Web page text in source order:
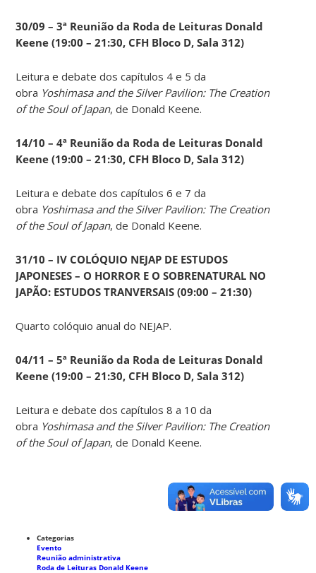
30/09 – 3ª Reunião da Roda de Leituras Donald
Keene (19:00 – 21:30, CFH Bloco D, Sala 312)
Leitura e debate dos capítulos 4 e 5 da
obra Yoshimasa and the Silver Pavilion: The Creation
of the Soul of Japan, de Donald Keene.
14/10 – 4ª Reunião da Roda de Leituras Donald
Keene (19:00 – 21:30, CFH Bloco D, Sala 312)
Leitura e debate dos capítulos 6 e 7 da
obra Yoshimasa and the Silver Pavilion: The Creation
of the Soul of Japan, de Donald Keene.
31/10 – IV COLÓQUIO NEJAP DE ESTUDOS
JAPONESES – O HORROR E O SOBRENATURAL NO
JAPÃO: ESTUDOS TRANVERSAIS (09:00 – 21:30)
Quarto colóquio anual do NEJAP.
04/11 – 5ª Reunião da Roda de Leituras Donald
Keene (19:00 – 21:30, CFH Bloco D, Sala 312)
Leitura e debate dos capítulos 8 a 10 da
obra Yoshimasa and the Silver Pavilion: The Creation
of the Soul of Japan, de Donald Keene.
Categorias
Evento
Reunião administrativa
Roda de Leituras Donald Keene